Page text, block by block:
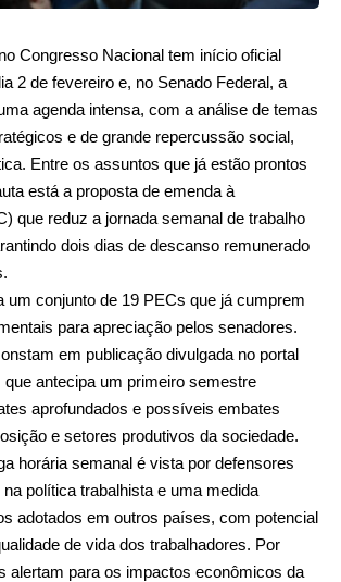
Congresso Nacional tem início oficial
2 de fevereiro e, no Senado Federal, a
agenda intensa, com a análise de temas
e de grande repercussão social,
Entre os assuntos que já estão prontos
está a proposta de emenda à
que reduz a jornada semanal de trabalho
dois dias de descanso remunerado
um conjunto de 19 PECs que já cumprem
para apreciação pelos senadores.
em publicação divulgada no portal
que antecipa um primeiro semestre
aprofundados e possíveis embates
e setores produtivos da sociedade.
horária semanal é vista por defensores
política trabalhista e uma medida
adotados em outros países, com potencial
de vida dos trabalhadores. Por
alertam para os impactos econômicos da